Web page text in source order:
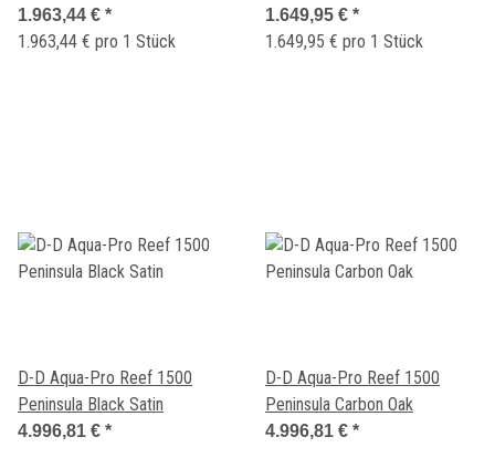
1.963,44 € *
1.963,44 € pro 1 Stück
1.649,95 € *
1.649,95 € pro 1 Stück
D-D Aqua-Pro Reef 1500
Peninsula Black Satin
4.996,81 € *
D-D Aqua-Pro Reef 1500
Peninsula Carbon Oak
4.996,81 € *